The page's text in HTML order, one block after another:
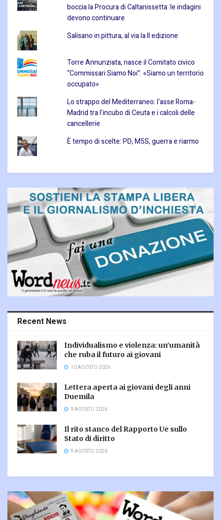
boccia la Procura di Caltanissetta: le indagini
devono continuare
Salisano in pittura, al via la II edizione
Torre Annunziata, nasce il Comitato civico
“Commissari Siamo Noi”: «Siamo un territorio
occupato»
Lo strappo del Mediterraneo: l'asse Roma-
Madrid tra l'incubo di Ceuta e i calcoli delle
cancellerie
È tempo di scelte: PD, M5S, guerra e riarmo
Recent News
Individualismo e violenza: un’umanità
che ruba il futuro ai giovani
10 AGOSTO 2026
Lettera aperta ai giovani degli anni
Duemila
9 AGOSTO 2026
Il rito stanco del Rapporto Ue sullo
Stato di diritto
9 AGOSTO 2026